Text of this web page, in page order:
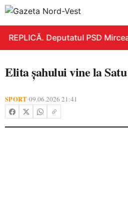
REPLICĂ. Deputatul PSD
Elita șahului vine la
SPORT•09.06.2026 21:41